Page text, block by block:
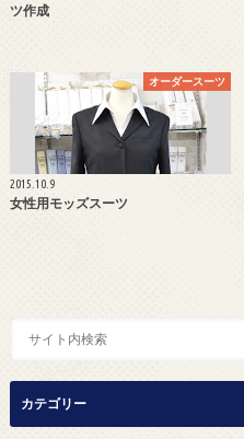
ツ作成
オーダースーツ
2015.10.9
女性用モッズスーツ
カテゴリー